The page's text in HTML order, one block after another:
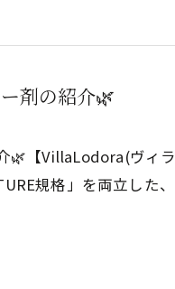
剤の紹介🌿
🌿【VillaLodora(ヴィ
規格」を両立した